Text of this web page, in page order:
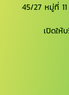
45/27 หมู่ที่
เปิดให้